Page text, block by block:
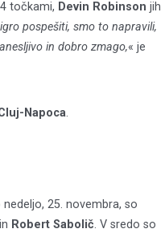
točkami, Devin Robinson jih
pospešiti, smo to napravili,
in dobro zmago,« je
Napoca.
25. novembra, so
in Robert Sabolič. V sredo so